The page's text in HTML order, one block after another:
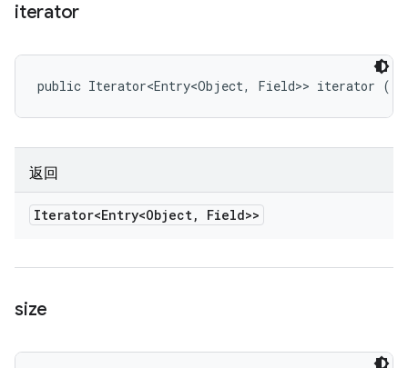
iterator
public Iterator<Entry<Object, Field>> iterator ()
返回
Iterator<Entry<Object, Field>>
size